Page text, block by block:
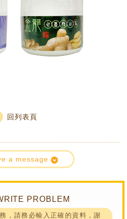
回列表頁
a message
PROBLEM
，請務必輸入正確的資料，謝